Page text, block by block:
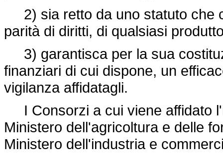
2) sia retto da uno statuto che
parità di diritti, di qualsiasi
3) garantisca per la sua
finanziari di cui dispone, un
vigilanza affidatagli.
I Consorzi a cui viene affidato
Ministero dell'agricoltura e delle
Ministero dell'industria e